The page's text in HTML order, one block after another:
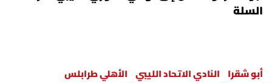
السلة
أبو شقرا النادي الاتحاد الليبي الأهلي طرابلس